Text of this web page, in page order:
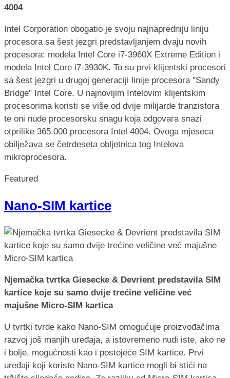
4004
Intel Corporation obogatio je svoju najnapredniju liniju
procesora sa šest jezgri predstavljanjem dvaju novih
procesora: modela Intel Core i7-3960X Extreme Edition i
modela Intel Core i7-3930K. To su prvi klijentski procesori
sa šest jezgri u drugoj generaciji linije procesora "Sandy
Bridge" Intel Core. U najnovijim Intelovim klijentskim
procesorima koristi se više od dvije milijarde tranzistora
te oni nude procesorsku snagu koja odgovara snazi
otprilike 365.000 procesora Intel 4004. Ovoga mjeseca
obilježava se četrdeseta obljetnica tog Intelova
mikroprocesora.
Featured
Nano-SIM kartice
Njemačka tvrtka Giesecke & Devrient predstavila SIM
kartice koje su samo dvije trećine veličine već
majušne Micro-SIM kartica
U tvrtki tvrde kako Nano-SIM omogućuje proizvođačima
razvoj još manjih uređaja, a istovremeno nudi iste, ako ne
i bolje, mogućnosti kao i postojeće SIM kartice. Prvi
uređaji koji koriste Nano-SIM kartice mogli bi stići na